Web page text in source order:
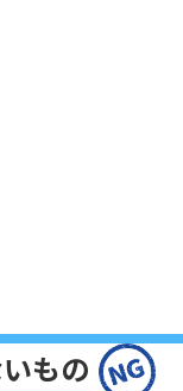
もの